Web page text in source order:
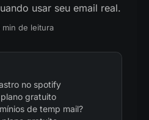
usar seu email real.
min de leitura
no spotify
gratuito
de temp mail?